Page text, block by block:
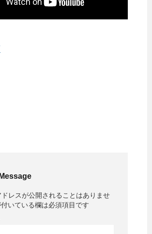
Message
ドレスが公開されることはありませ
いている欄は必須項目です